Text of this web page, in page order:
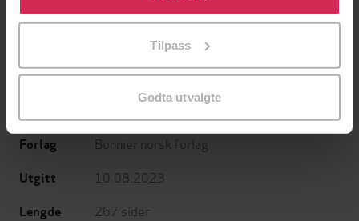
tilpasse ditt samtykke til spesifikke formål ved å klikke
Tilpass
Godta utvalgte
Thomas Korsgaard(forfatter),
Forlag Bonnier norsk forlag
Utgitt 10.08.2023
Lengde 267 sider